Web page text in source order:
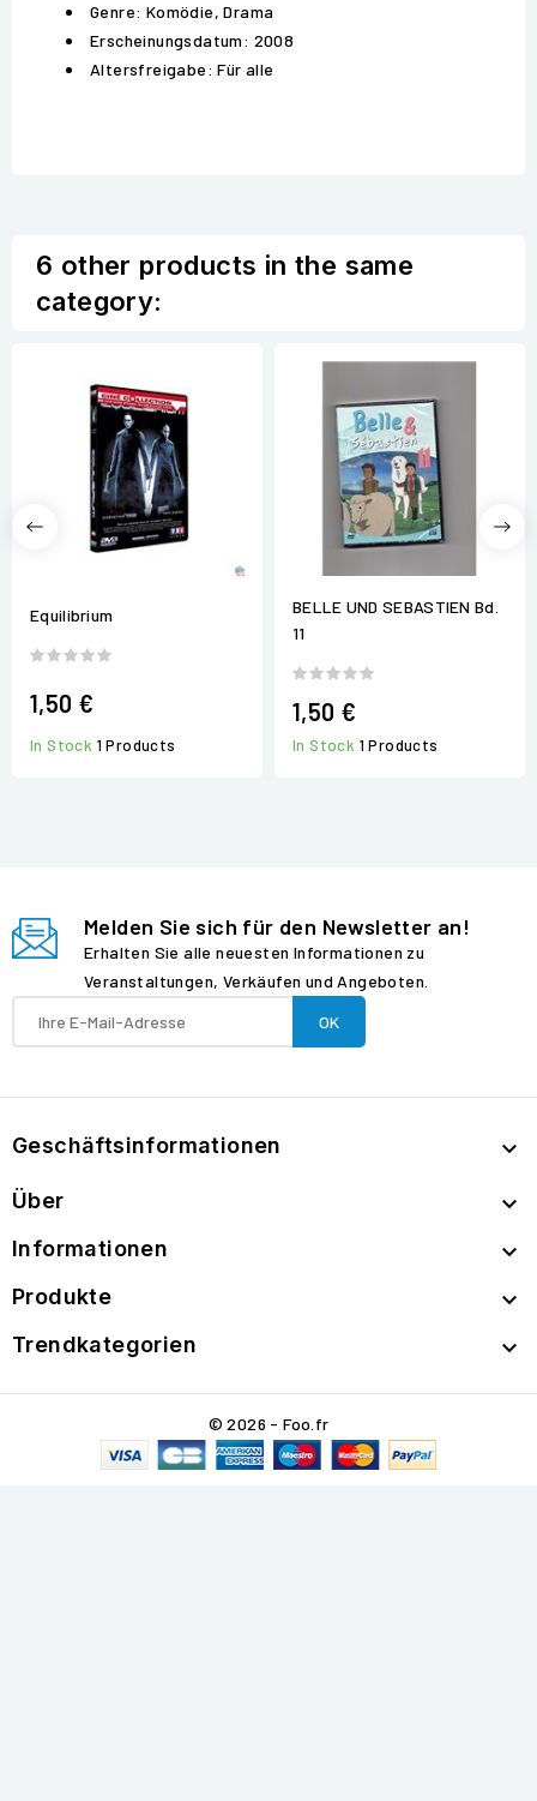
Genre: Komödie, Drama
Erscheinungsdatum: 2008
Altersfreigabe: Für alle
6 other products in the same
category:
Equilibrium
1,50 €
In Stock 1 Products
BELLE UND SEBASTIEN Bd.
11
1,50 €
In Stock 1 Products
Melden Sie sich für den Newsletter an!
Erhalten Sie alle neuesten Informationen zu
Veranstaltungen, Verkäufen und Angeboten.
Geschäftsinformationen 
Über 
Informationen 
Produkte 
Trendkategorien 
© 2026 - Foo.fr